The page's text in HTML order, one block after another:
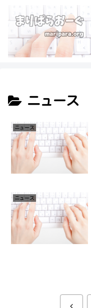
ニュース
ニュース
ニュース
前